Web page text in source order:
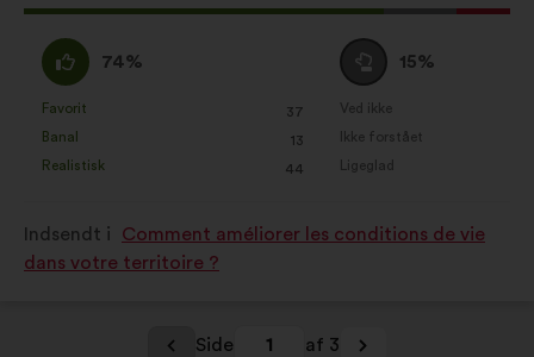
forslag
Enig
:
74%
som:
Favorit
: 37
gang
Banal
: 13
gang
Realistisk
: 44
gang
Neutral
:
15%
som:
Ved ikke
:gang
Ikke forstået
:gang
Ligeglad
:gang
Indsendt i
Comment améliorer les conditions de vie
dans votre territoire ?
Side 1 af 3